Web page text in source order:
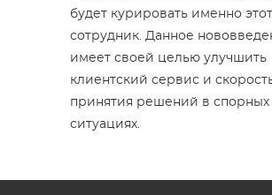
будет курировать именно этот
сотрудник. Данное
имеет своей целью улучшить
клиентский сервис и
принятия решений в спорных
ситуациях.